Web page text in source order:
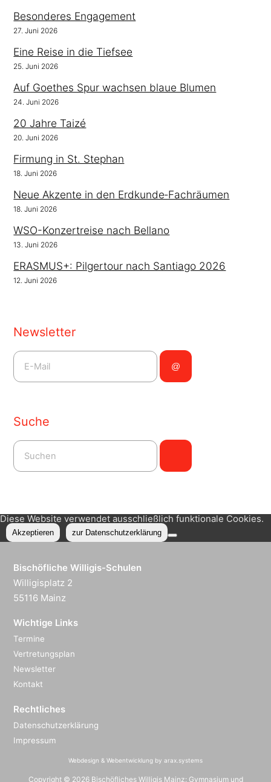
Besonderes Engagement
27. Juni 2026
Eine Reise in die Tiefsee
25. Juni 2026
Auf Goethes Spur wachsen blaue Blumen
24. Juni 2026
20 Jahre Taizé
20. Juni 2026
Firmung in St. Stephan
18. Juni 2026
Neue Akzente in den Erdkunde‑Fachräumen
18. Juni 2026
WSO-Konzertreise nach Bellano
13. Juni 2026
ERASMUS+: Pilgertour nach Santiago 2026
12. Juni 2026
Newsletter
Suche
Diese Website verwendet ausschließlich funktionale Cookies.
Akzeptieren zur Datenschutzerklärung
Bischöfliche Willigis-Schulen
Willigisplatz 2
55116 Mainz
Wichtige Links
Termine
Vertretungsplan
Newsletter
Kontakt
Rechtliches
Datenschutzerklärung
Impressum
Webdesign & Webentwicklung by arax.systems
Copyright © 2026 Bischöfliches Willigis Mainz: Gymnasium und